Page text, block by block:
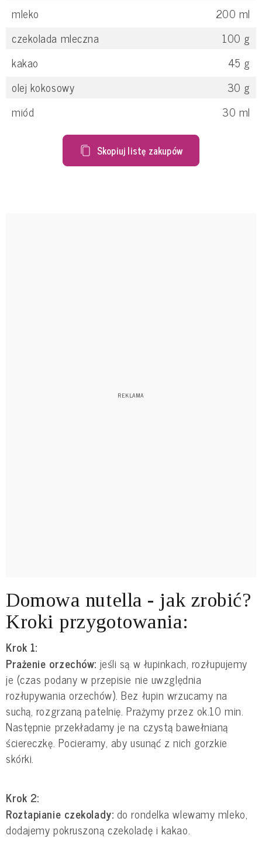
mleko
200 ml
czekolada mleczna
100 g
kakao
45 g
olej kokosowy
30 g
miód
30 ml
Skopiuj listę zakupów
Domowa nutella - jak zrobić?
Kroki przygotowania:
Krok 1:
Prażenie orzechów: jeśli są w łupinkach, rozłupujemy
je (czas podany w przepisie nie uwzględnia
rozłupywania orzechów). Bez łupin wrzucamy na
suchą, rozgrzaną patelnię. Prażymy przez ok.10 min.
Następnie przekładamy je na czystą bawełnianą
ściereczkę. Pocieramy, aby usunąć z nich gorzkie
skórki.
Krok 2:
Roztapianie czekolady: do rondelka wlewamy mleko,
dodajemy pokruszoną czekoladę i kakao.